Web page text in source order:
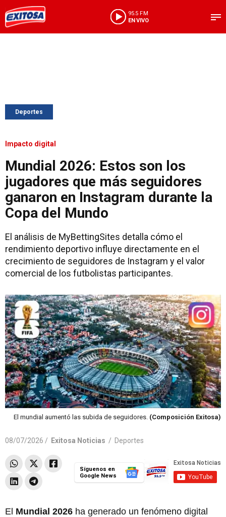
95.5 FM
EN VIVO
Deportes
Impacto digital
Mundial 2026: Estos son los
jugadores que más seguidores
ganaron en Instagram durante la
Copa del Mundo
El análisis de MyBettingSites detalla cómo el
rendimiento deportivo influye directamente en el
crecimiento de seguidores de Instagram y el valor
comercial de los futbolistas participantes.
El mundial aumentó las subida de seguidores. (Composición Exitosa)
08/07/2026 / Exitosa Noticias / Deportes
Síguenos en
Google News
El Mundial 2026 ha generado un fenómeno digital